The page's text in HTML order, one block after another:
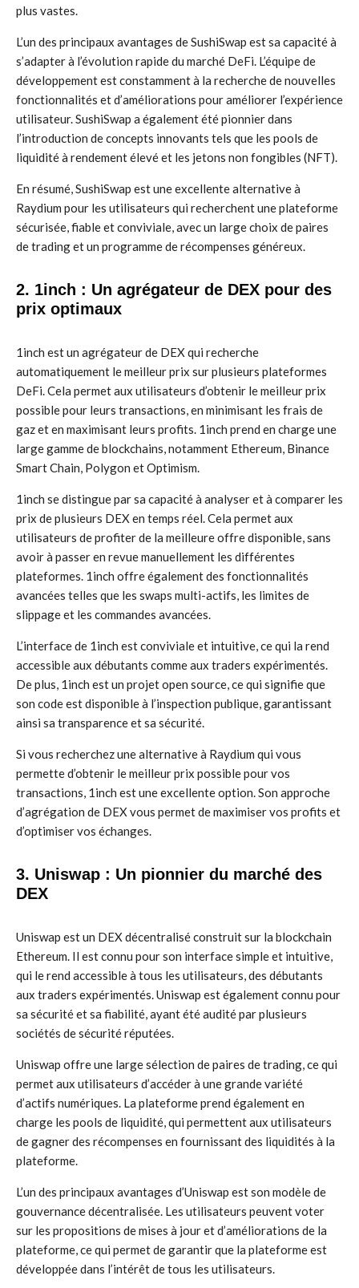
plus vastes.
L’un des principaux avantages de SushiSwap est sa capacité à
s’adapter à l’évolution rapide du marché DeFi. L’équipe de
développement est constamment à la recherche de nouvelles
fonctionnalités et d’améliorations pour améliorer l’expérience
utilisateur. SushiSwap a également été pionnier dans
l’introduction de concepts innovants tels que les pools de
liquidité à rendement élevé et les jetons non fongibles (NFT).
En résumé, SushiSwap est une excellente alternative à
Raydium pour les utilisateurs qui recherchent une plateforme
sécurisée, fiable et conviviale, avec un large choix de paires
de trading et un programme de récompenses généreux.
2. 1inch : Un agrégateur de DEX pour des
prix optimaux
1inch est un agrégateur de DEX qui recherche
automatiquement le meilleur prix sur plusieurs plateformes
DeFi. Cela permet aux utilisateurs d’obtenir le meilleur prix
possible pour leurs transactions, en minimisant les frais de
gaz et en maximisant leurs profits. 1inch prend en charge une
large gamme de blockchains, notamment Ethereum, Binance
Smart Chain, Polygon et Optimism.
1inch se distingue par sa capacité à analyser et à comparer les
prix de plusieurs DEX en temps réel. Cela permet aux
utilisateurs de profiter de la meilleure offre disponible, sans
avoir à passer en revue manuellement les différentes
plateformes. 1inch offre également des fonctionnalités
avancées telles que les swaps multi-actifs, les limites de
slippage et les commandes avancées.
L’interface de 1inch est conviviale et intuitive, ce qui la rend
accessible aux débutants comme aux traders expérimentés.
De plus, 1inch est un projet open source, ce qui signifie que
son code est disponible à l’inspection publique, garantissant
ainsi sa transparence et sa sécurité.
Si vous recherchez une alternative à Raydium qui vous
permette d’obtenir le meilleur prix possible pour vos
transactions, 1inch est une excellente option. Son approche
d’agrégation de DEX vous permet de maximiser vos profits et
d’optimiser vos échanges.
3. Uniswap : Un pionnier du marché des
DEX
Uniswap est un DEX décentralisé construit sur la blockchain
Ethereum. Il est connu pour son interface simple et intuitive,
qui le rend accessible à tous les utilisateurs, des débutants
aux traders expérimentés. Uniswap est également connu pour
sa sécurité et sa fiabilité, ayant été audité par plusieurs
sociétés de sécurité réputées.
Uniswap offre une large sélection de paires de trading, ce qui
permet aux utilisateurs d’accéder à une grande variété
d’actifs numériques. La plateforme prend également en
charge les pools de liquidité, qui permettent aux utilisateurs
de gagner des récompenses en fournissant des liquidités à la
plateforme.
L’un des principaux avantages d’Uniswap est son modèle de
gouvernance décentralisée. Les utilisateurs peuvent voter
sur les propositions de mises à jour et d’améliorations de la
plateforme, ce qui permet de garantir que la plateforme est
développée dans l’intérêt de tous les utilisateurs.